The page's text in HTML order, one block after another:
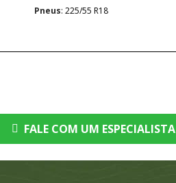
Pneus : 225/55 R18
FALE COM UM ESPECIALISTA